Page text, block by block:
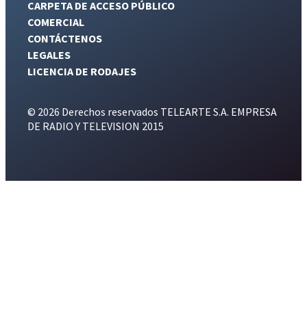
CARPETA DE ACCESO PÚBLICO
COMERCIAL
CONTÁCTENOS
LEGALES
LICENCIA DE RODAJES
© 2026 Derechos reservados TELEARTE S.A. EMPRESA
DE RADIO Y TELEVISION 2015